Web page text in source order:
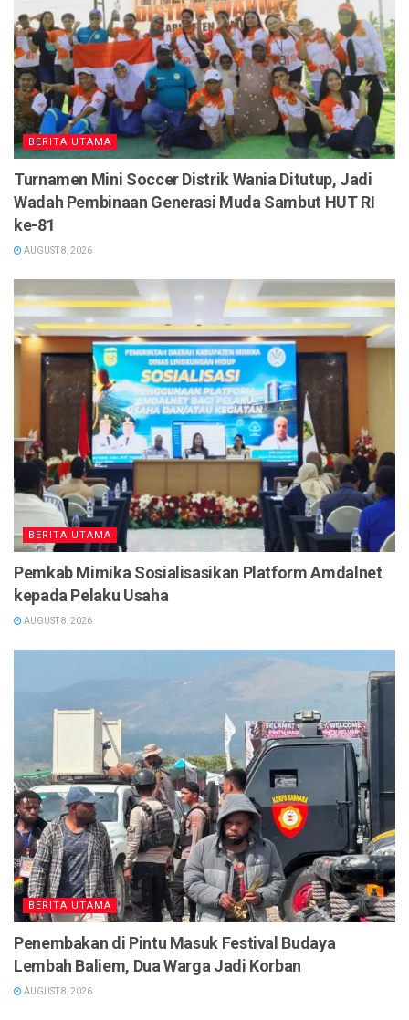
BERITA UTAMA
Turnamen Mini Soccer Distrik Wania Ditutup, Jadi
Wadah Pembinaan Generasi Muda Sambut HUT RI
ke-81
AUGUST 8, 2026
BERITA UTAMA
Pemkab Mimika Sosialisasikan Platform Amdalnet
kepada Pelaku Usaha
AUGUST 8, 2026
BERITA UTAMA
Penembakan di Pintu Masuk Festival Budaya
Lembah Baliem, Dua Warga Jadi Korban
AUGUST 8, 2026